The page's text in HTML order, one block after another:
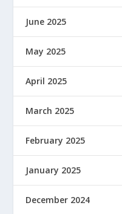
June 2025
May 2025
April 2025
March 2025
February 2025
January 2025
December 2024